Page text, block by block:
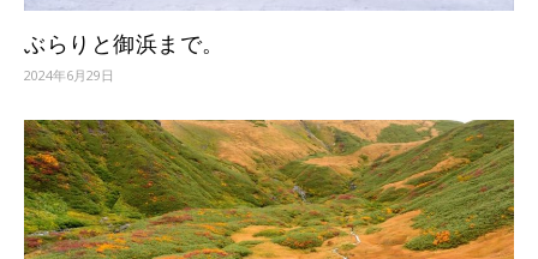
ぶらりと御浜まで。
2024年6月29日